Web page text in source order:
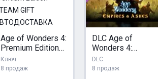
Age of Wonders 4:
Premium Edition
STEAM GIFT
АВТОДОСТАВКА
Ключ
8 продаж
DLC Age of
Wonders 4:
Empires & Ashes
МИР АВТО
DLC
8 продаж